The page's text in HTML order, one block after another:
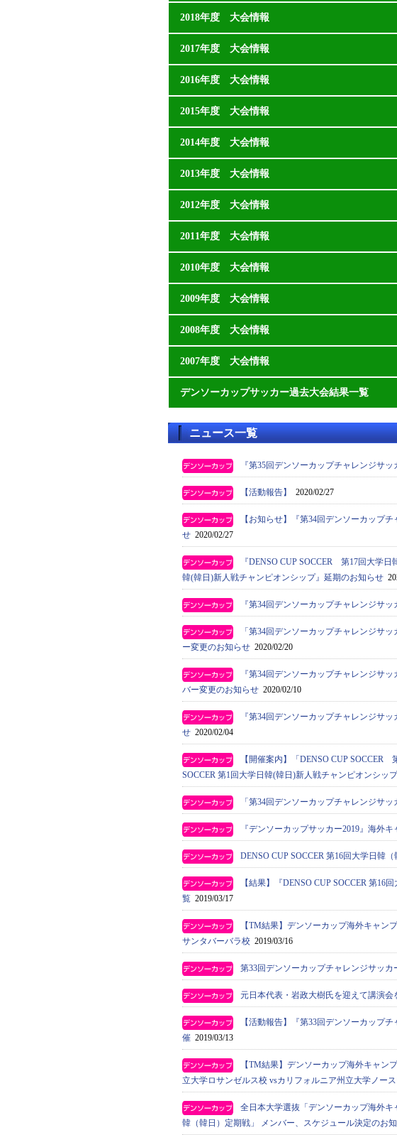
2018年度 大会情報
2017年度 大会情報
2016年度 大会情報
2015年度 大会情報
2014年度 大会情報
2013年度 大会情報
2012年度 大会情報
2011年度 大会情報
2010年度 大会情報
2009年度 大会情報
2008年度 大会情報
2007年度 大会情報
デンソーカップサッカー過去大会結果一覧
ニュース一覧
『第35回デンソーカップチャレンジサ
【活動報告】 2020/02/27
【お知らせ】『第34回デンソーカップ
せ 2020/02/27
『DENSO CUP SOCCER 第17回大学
韓(韓日)新人戦チャンピオンシップ』延期のお知らせ
『第34回デンソーカップチャレンジサ
「第34回デンソーカップチャレンジサ
ー変更のお知らせ 2020/02/20
『第34回デンソーカップチャレンジサ
バー変更のお知らせ 2020/02/10
『第34回デンソーカップチャレンジサ
せ 2020/02/04
【開催案内】「DENSO CUP SOCCER
SOCCER 第1回大学日韓(韓日)新人戦チャンピオンシッ
「第34回デンソーカップチャレンジサ
『デンソーカップサッカー2019』海外キ
DENSO CUP SOCCER 第16回大学日韓
【結果】『DENSO CUP SOCCER 第16
覧 2019/03/17
【TM結果】デンソーカップ海外キャ
サンタバーバラ校 2019/03/16
第33回デンソーカップチャレンジサッカ
元日本代表・岩政大樹氏を迎えて講演会
【活動報告】『第33回デンソーカップ
催 2019/03/13
【TM結果】デンソーカップ海外キャ
立大学ロサンゼルス校 vsカリフォルニア州立大学ノー
全日本大学選抜「デンソーカップ海外
韓（韓日）定期戦」 メンバー、スケジュール決定のお